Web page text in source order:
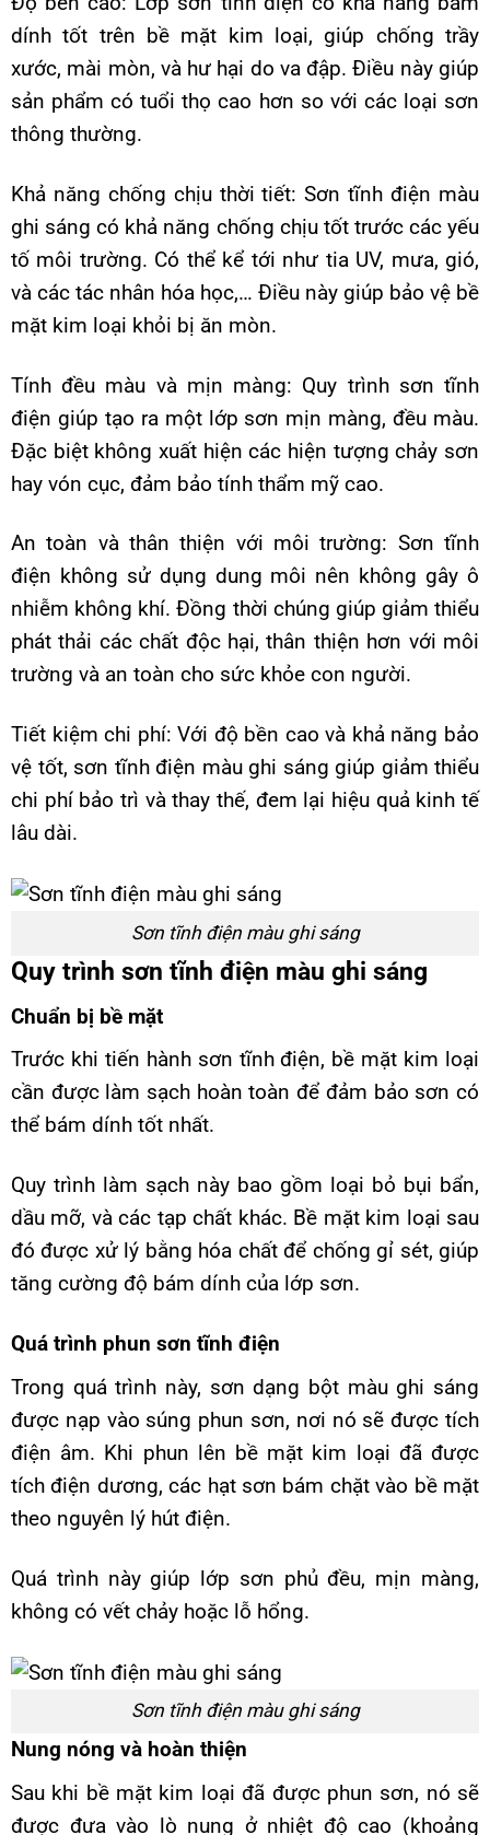
dính tốt trên bề mặt kim loại, giúp chống trầy
xước, mài mòn, và hư hại do va đập. Điều này giúp
sản phẩm có tuổi thọ cao hơn so với các loại sơn
thông thường.
Khả năng chống chịu thời tiết: Sơn tĩnh điện màu
ghi sáng có khả năng chống chịu tốt trước các yếu
tố môi trường. Có thể kể tới như tia UV, mưa, gió,
và các tác nhân hóa học,… Điều này giúp bảo vệ bề
mặt kim loại khỏi bị ăn mòn.
Tính đều màu và mịn màng: Quy trình sơn tĩnh
điện giúp tạo ra một lớp sơn mịn màng, đều màu.
Đặc biệt không xuất hiện các hiện tượng chảy sơn
hay vón cục, đảm bảo tính thẩm mỹ cao.
An toàn và thân thiện với môi trường: Sơn tĩnh
điện không sử dụng dung môi nên không gây ô
nhiễm không khí. Đồng thời chúng giúp giảm thiểu
phát thải các chất độc hại, thân thiện hơn với môi
trường và an toàn cho sức khỏe con người.
Tiết kiệm chi phí: Với độ bền cao và khả năng bảo
vệ tốt, sơn tĩnh điện màu ghi sáng giúp giảm thiểu
chi phí bảo trì và thay thế, đem lại hiệu quả kinh tế
lâu dài.
Sơn tĩnh điện màu ghi sáng
Quy trình sơn tĩnh điện màu ghi sáng
Chuẩn bị bề mặt
Trước khi tiến hành sơn tĩnh điện, bề mặt kim loại
cần được làm sạch hoàn toàn để đảm bảo sơn có
thể bám dính tốt nhất.
Quy trình làm sạch này bao gồm loại bỏ bụi bẩn,
dầu mỡ, và các tạp chất khác. Bề mặt kim loại sau
đó được xử lý bằng hóa chất để chống gỉ sét, giúp
tăng cường độ bám dính của lớp sơn.
Quá trình phun sơn tĩnh điện
Trong quá trình này, sơn dạng bột màu ghi sáng
được nạp vào súng phun sơn, nơi nó sẽ được tích
điện âm. Khi phun lên bề mặt kim loại đã được
tích điện dương, các hạt sơn bám chặt vào bề mặt
theo nguyên lý hút điện.
Quá trình này giúp lớp sơn phủ đều, mịn màng,
không có vết chảy hoặc lỗ hổng.
Sơn tĩnh điện màu ghi sáng
Nung nóng và hoàn thiện
Sau khi bề mặt kim loại đã được phun sơn, nó sẽ
được đưa vào lò nung ở nhiệt độ cao (khoảng